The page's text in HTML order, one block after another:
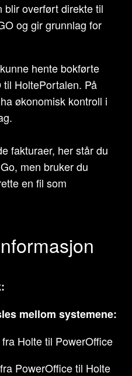
overført direkte til
og gir grunnlag for
hente bokførte
HoltePortalen. På
økonomisk kontroll i
fakturaer, her står du
men bruker du
en fil som
mellom systemene:
Holte til PowerOffice
PowerOffice til Holte